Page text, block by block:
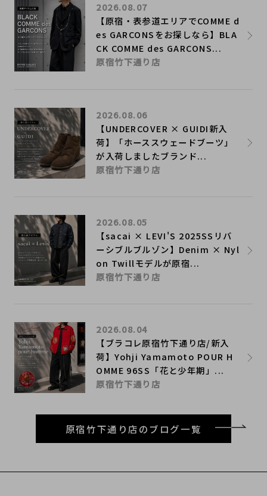
【原宿・表参道エリアでCOMME d
es GARCONSをお探しなら】BLA
CK COMME des GARCONS...
2026.08.07
原宿竹下通り店
【UNDERCOVER × GUIDI新入
荷】「ホーススウェードブーツ」
が入荷しましたブランド...
2026.08.06
原宿竹下通り店
【sacai × LEVI'S 2025SSリバ
ーシブルブルゾン】Denim × Nyl
on Twillモデルが原宿...
2026.08.05
原宿竹下通り店
【ブラコレ原宿竹下通り店/新入
荷】Yohji Yamamoto POUR H
OMME 96SS「花と少年期」...
2026.08.04
原宿竹下通り店
原宿竹下通り店のブログ一覧